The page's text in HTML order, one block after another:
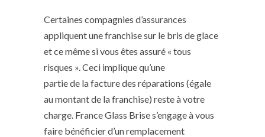
Certaines compagnies d’assurances
appliquent une franchise sur le bris de glace
et ce même si vous êtes assuré « tous
risques ». Ceci implique qu’une
partie de la facture des réparations (égale
au montant de la franchise) reste à votre
charge. France Glass Brise s’engage à vous
faire bénéficier d’un remplacement